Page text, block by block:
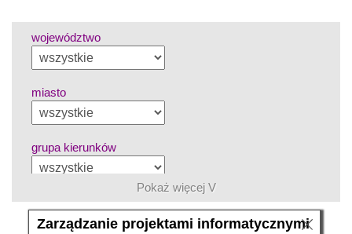
województwo
miasto
grupa kierunków
język
Pokaż więcej V